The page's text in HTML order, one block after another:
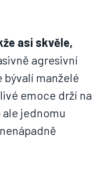
asi skvěle,
agresivní
bývalí manželé
emoce drží na
ale jednomu